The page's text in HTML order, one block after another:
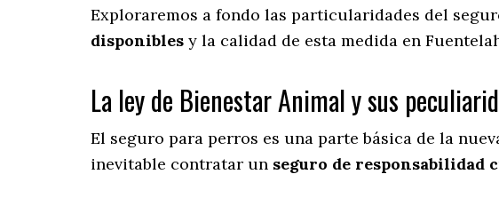
Exploraremos a fondo las particularidades del
disponibles y la calidad de esta medida en
La ley de Bienestar Animal y sus
El seguro para perros es una parte básica de la
inevitable contratar un seguro de responsabilidad